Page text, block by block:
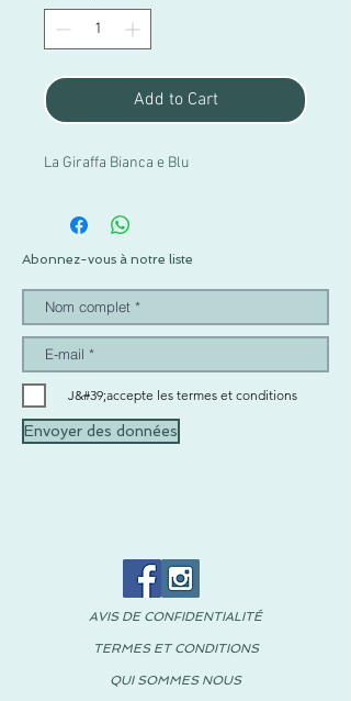
Add to Cart
La Giraffa Bianca e Blu
Abonnez-vous à notre liste
J&#39;accepte les termes et conditions
Envoyer des données
AVIS DE CONFIDENTIALITÉ
TERMES ET CONDITIONS
QUI SOMMES NOUS